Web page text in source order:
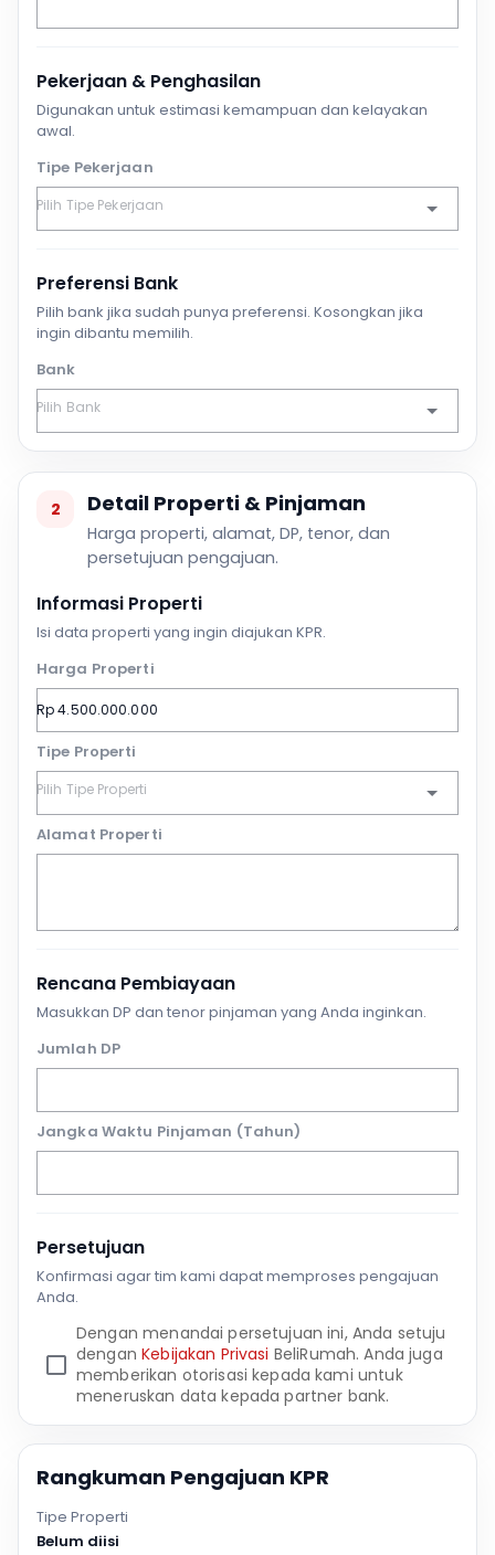
Pekerjaan & Penghasilan
Digunakan untuk estimasi kemampuan dan kelayakan
awal.
Tipe Pekerjaan
Preferensi Bank
Pilih bank jika sudah punya preferensi. Kosongkan jika
ingin dibantu memilih.
Bank
2 Detail Properti & Pinjaman
Harga properti, alamat, DP, tenor, dan
persetujuan pengajuan.
Informasi Properti
Isi data properti yang ingin diajukan KPR.
Harga Properti
Tipe Properti
Alamat Properti
Rencana Pembiayaan
Masukkan DP dan tenor pinjaman yang Anda inginkan.
Jumlah DP
Jangka Waktu Pinjaman (Tahun)
Persetujuan
Konfirmasi agar tim kami dapat memproses pengajuan
Anda.
Dengan menandai persetujuan ini, Anda setuju
denganKebijakan Privasi BeliRumah. Anda juga
memberikan otorisasi kepada kami untuk
meneruskan data kepada partner bank.
Rangkuman Pengajuan KPR
Tipe Properti
Belum diisi